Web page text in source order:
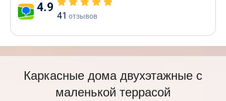
4.9
41 отзывов
Каркасные дома двухэтажные с
маленькой террасой